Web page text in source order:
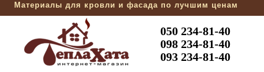
Материалы для кровли и фасада по лучшим ценам
050 234-81-40
098 234-81-40
093 234-81-40